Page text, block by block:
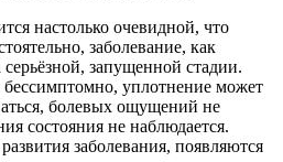
настолько очевидной, что
заболевание, как
запущенной стадии.
бессимптомно, уплотнение может
болевых ощущений не
состояния не наблюдается.
заболевания, появляются